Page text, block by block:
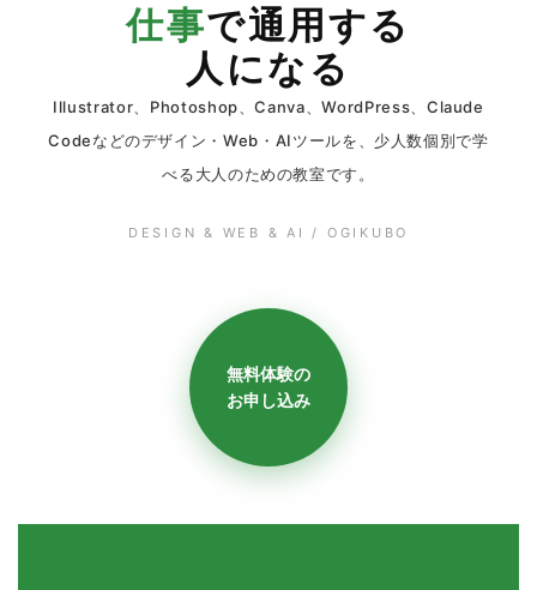
仕事で通用する
人になる
Illustrator、Photoshop、Canva、WordPress、Claude
Codeなどのデザイン・Web・AIツールを、少人数個別で学
べる大人のための教室です。
DESIGN & WEB & AI / OGIKUBO
無料体験の
お申し込み